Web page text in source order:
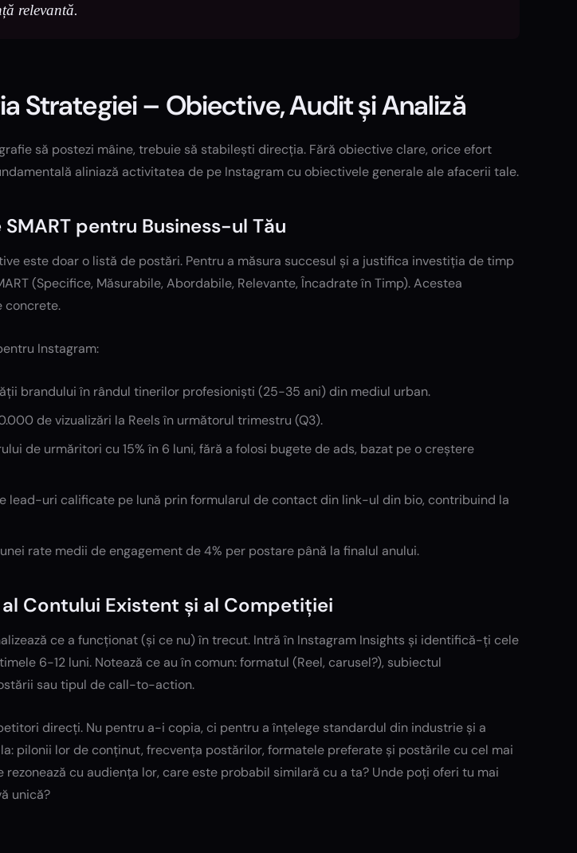
relevantă.
Strategiei – Obiective, Audit și Analiză
să postezi mâine, trebuie să stabilești direcția. Fără obiective clare, orice efort
aliniază activitatea de pe Instagram cu obiectivele generale ale afacerii tale.
pentru Business-ul Tău
este doar o listă de postări. Pentru a măsura succesul și a justifica investiția de timp
(Specifice, Măsurabile, Abordabile, Relevante, Încadrate în Timp). Acestea
concrete.
Instagram:
brandului în rândul tinerilor profesioniști (25-35 ani) din mediul urban.
de vizualizări la Reels în următorul trimestru (Q3).
de urmăritori cu 15% în 6 luni, fără a folosi bugete de ads, bazat pe o creștere
lead-uri calificate pe lună prin formularul de contact din link-ul din bio, contribuind la
rate medii de engagement de 4% per postare până la finalul anului.
al Contului Existent și al Competiției
ce a funcționat (și ce nu) în trecut. Intră în Instagram Insights și identifică-ți cele
6-12 luni. Notează ce au în comun: formatul (Reel, carusel?), subiectul
sau tipul de call-to-action.
direcți. Nu pentru a-i copia, ci pentru a înțelege standardul din industrie și a
pilonii lor de conținut, frecvența postărilor, formatele preferate și postările cu cel mai
rezonează cu audiența lor, care este probabil similară cu a ta? Unde poți oferi tu mai
unică?